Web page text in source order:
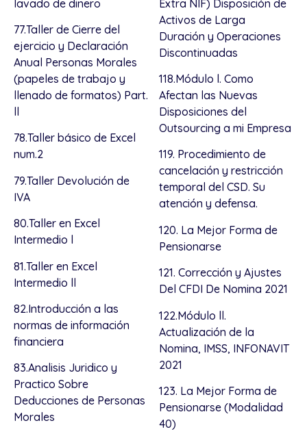
lavado de dinero
77.Taller de Cierre del
ejercicio y Declaración
Anual Personas Morales
(papeles de trabajo y
llenado de formatos) Part.
ll
78.Taller básico de Excel
num.2
79.Taller Devolución de
IVA
80.Taller en Excel
Intermedio l
81.Taller en Excel
Intermedio ll
82.Introducción a las
normas de información
financiera
83.Analisis Juridico y
Practico Sobre
Deducciones de Personas
Morales
Extra NIF) Disposición de
Activos de Larga
Duración y Operaciones
Discontinuadas
118.Módulo l. Como
Afectan las Nuevas
Disposiciones del
Outsourcing a mi Empresa
119. Procedimiento de
cancelación y restricción
temporal del CSD. Su
atención y defensa.
120. La Mejor Forma de
Pensionarse
121. Corrección y Ajustes
Del CFDI De Nomina 2021
122.Módulo ll.
Actualización de la
Nomina, IMSS, INFONAVIT
2021
123. La Mejor Forma de
Pensionarse (Modalidad
40)